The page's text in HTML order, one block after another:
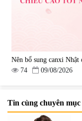
Nên bổ sung canxi Nhật
74
09/08/2026
Tin cùng chuyên mục